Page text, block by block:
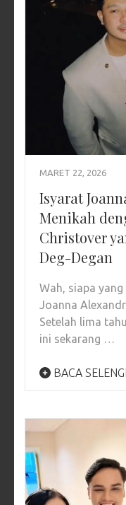
MARET 22, 2026
Isyarat
Menikah
Christover
Deg-Degan
Wah, siapa
Joanna
Setelah lima
ini sekarang …
BACA